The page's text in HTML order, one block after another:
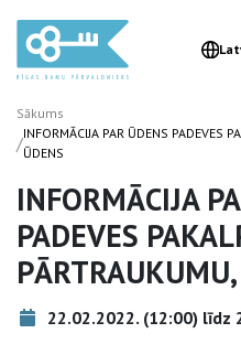
Sākums
/INFORMĀCIJA PAR ŪDENS PADEVES
ŪDENS
INFORMĀCIJA
PADEVES
22.02.2022. (12:00) līdz